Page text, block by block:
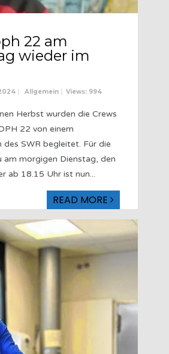
22 am
wieder im
Allgemein Views: 994
Herbst wurden die Crews
22 von einem
des SWR begleitet. Für die
am morgigen Dienstag, den
ab 18.15 Uhr ist nun...
READ MORE